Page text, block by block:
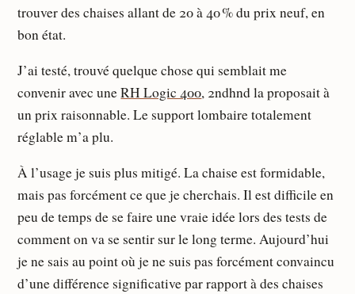
trouver des chaises allant de 20 à 40 % du prix neuf, en
bon état.
J’ai testé, trouvé quelque chose qui semblait me
convenir avec uneRH Logic 400, 2ndhnd la proposait à
un prix raisonnable. Le support lombaire totalement
réglable m’a plu.
À l’usage je suis plus mitigé. La chaise est formidable,
mais pas forcément ce que je cherchais. Il est difficile en
peu de temps de se faire une vraie idée lors des tests de
comment on va se sentir sur le long terme. Aujourd’hui
je ne sais au point où je ne suis pas forcément convaincu
d’une différence significative par rapport à des chaises